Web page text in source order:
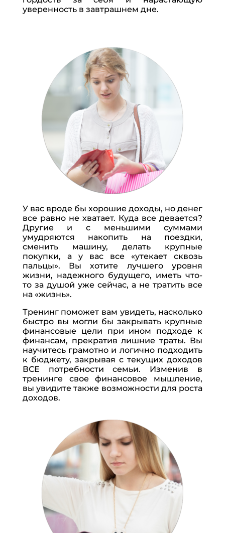
ОСТАВИТЬ КОММЕНТАРИЙ
уверенность в завтрашнем дне.
У вас вроде бы хорошие доходы, но денег
все равно не хватает. Куда все девается?
Другие и с меньшими суммами
умудряются накопить на поездки,
сменить машину, делать крупные
покупки, а у вас все «утекает сквозь
пальцы». Вы хотите лучшего уровня
жизни, надежного будущего, иметь что-
то за душой уже сейчас, а не тратить все
на «жизнь».
Тренинг поможет вам увидеть, насколько
быстро вы могли бы закрывать крупные
финансовые цели при ином подходе к
финансам, прекратив лишние траты. Вы
научитесь грамотно и логично подходить
к бюджету, закрывая с текущих доходов
ВСЕ потребности семьи. Изменив в
тренинге свое финансовое мышление,
вы увидите также возможности для роста
доходов.